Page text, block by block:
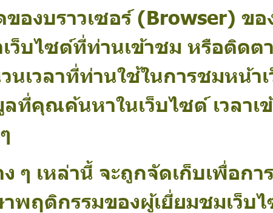
งบราวเซอร์ (Browser) ขอ
บไซต์ที่ท่านเข้าชม หรือติดตา
เวลาที่ท่านใช้ในการชมหน้า
ที่คุณค้นหาในเว็บไซต์ เวลาเ
ๆ เหล่านี้ จะถูกจัดเก็บเพื่อกา
พฤติกรรมของผู้เยี่ยมชมเว็บ